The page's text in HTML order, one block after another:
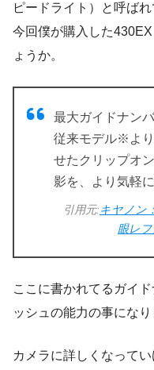
ピードライト）と呼ばれ
今回僕が購入した
ょうか。
最大ガイドナン
従来モデル※よ
せたクリップオ
影を、より気軽
引用元:キヤノン
眼レ
ここに書かれてるガイ
ッシュの能力の事になり
カメラに詳しくなって